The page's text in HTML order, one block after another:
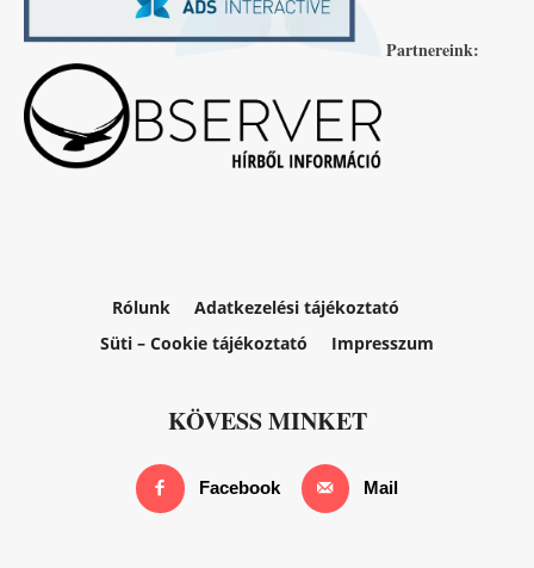
Partnereink:
Rólunk
Adatkezelési tájékoztató
Süti – Cookie tájékoztató
Impresszum
KÖVESS MINKET
Facebook Mail